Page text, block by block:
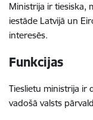
Ministrija ir tiesiska,
iestāde Latvijā un
interesēs.
Funkcijas
Tieslietu ministrija ir
vadošā valsts